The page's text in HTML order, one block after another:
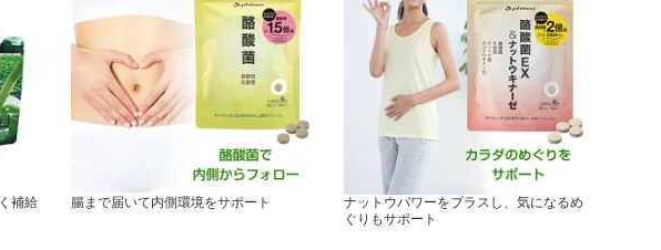
補給 腸まで届いて内側環境をサポート
ナットウパワーをプラスし、気になるめ
ぐりもサポート